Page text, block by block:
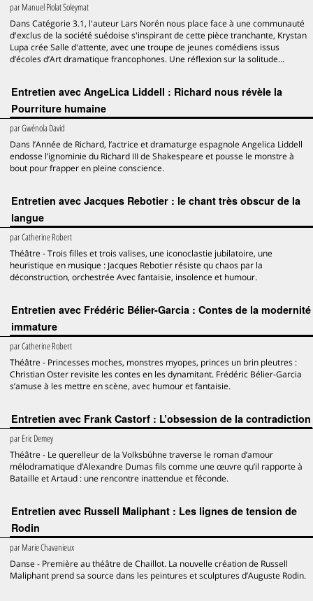
parManuel Piolat Soleymat
Dans Catégorie 3.1, l'auteur Lars Norén nous place face à une communauté
d'exclus de la société suédoise s'inspirant de cette pièce tranchante, Krystan
Lupa crée Salle d'attente, avec une troupe de jeunes comédiens issus
d’écoles d’Art dramatique francophones. Une réflexion sur la solitude...
Entretien avec AngeLica Liddell : Richard nous révèle la
Pourriture humaine
parGwénola David
Dans l’Année de Richard, l’actrice et dramaturge espagnole Angelica Liddell
endosse l’ignominie du Richard III de Shakespeare et pousse le monstre à
bout pour frapper en pleine conscience.
Entretien avec Jacques Rebotier : le chant très obscur de la
langue
parCatherine Robert
Théâtre - Trois filles et trois valises, une iconoclastie jubilatoire, une
heuristique en musique : Jacques Rebotier résiste qu chaos par la
déconstruction, orchestrée Avec fantaisie, insolence et humour.
Entretien avec Frédéric Bélier-Garcia : Contes de la modernité
immature
parCatherine Robert
Théâtre - Princesses moches, monstres myopes, princes un brin pleutres :
Christian Oster revisite les contes en les dynamitant. Frédéric Bélier-Garcia
s’amuse à les mettre en scène, avec humour et fantaisie.
Entretien avec Frank Castorf : L’obsession de la contradiction
parEric Demey
Théâtre - Le querelleur de la Volksbühne traverse le roman d’amour
mélodramatique d’Alexandre Dumas fils comme une œuvre qu’il rapporte à
Bataille et Artaud : une rencontre inattendue et féconde.
Entretien avec Russell Maliphant : Les lignes de tension de
Rodin
parMarie Chavanieux
Danse - Première au théâtre de Chaillot. La nouvelle création de Russell
Maliphant prend sa source dans les peintures et sculptures d’Auguste Rodin.